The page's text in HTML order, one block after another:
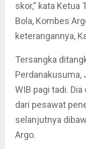
skor,” kata Ketua
Bola, Kombes
keterangannya,
Tersangka
Perdanakusuma,
WIB pagi tadi.
dari pesawat
selanjutnya
Argo.